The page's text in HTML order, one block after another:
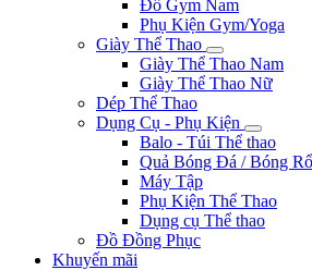
Đồ Gym Nam
Phụ Kiện Gym/Yoga
Giày Thể Thao
Giày Thể Thao Nam
Giày Thể Thao Nữ
Dép Thể Thao
Dụng Cụ - Phụ Kiện
Balo - Túi Thể thao
Quả Bóng Đá / Bóng
Máy Tập
Phụ Kiện Thể Thao
Dụng cụ Thể thao
Đồ Đồng Phục
Khuyến mãi